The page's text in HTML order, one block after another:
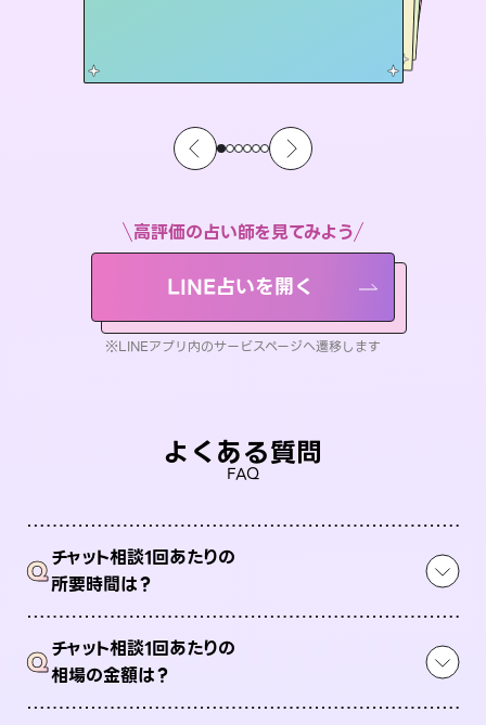
高評価の占い師を見てみよう
LINE占いを開く
※LINEアプリ内のサービスページへ遷移します
よくある質問
FAQ
Qチャット相談1回あたりの
所要時間は？
Qチャット相談1回あたりの
相場の金額は？